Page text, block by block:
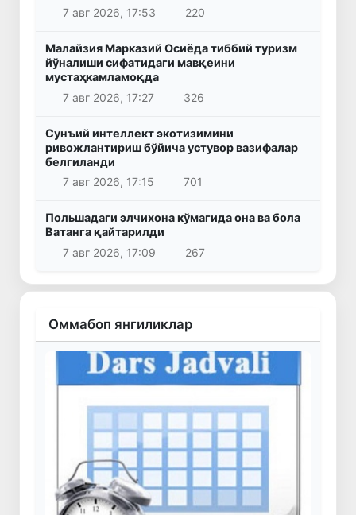
7 авг 2026, 17:53
220
Малайзия Марказий Осиёда тиббий туризм
йўналиши сифатидаги мавқеини
мустаҳкамламоқда
7 авг 2026, 17:27
326
Сунъий интеллект экотизимини
ривожлантириш бўйича устувор вазифалар
белгиланди
7 авг 2026, 17:15
701
Польшадаги элчихона кўмагида она ва бола
Ватанга қайтарилди
7 авг 2026, 17:09
267
Оммабоп янгиликлар